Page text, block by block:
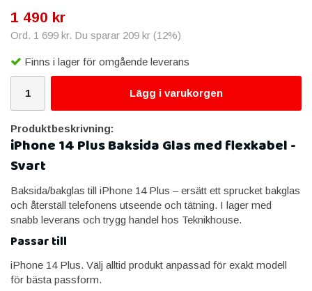
1 490 kr
Ord. 1 699 kr. Du sparar 209 kr (12%)
Finns i lager för omgående leverans
Lägg i varukorgen
Produktbeskrivning:
iPhone 14 Plus Baksida Glas med flexkabel -
Svart
Baksida/bakglas till iPhone 14 Plus – ersätt ett sprucket bakglas
och återställ telefonens utseende och tätning. I lager med
snabb leverans och trygg handel hos Teknikhouse.
Passar till
iPhone 14 Plus. Välj alltid produkt anpassad för exakt modell
för bästa passform.